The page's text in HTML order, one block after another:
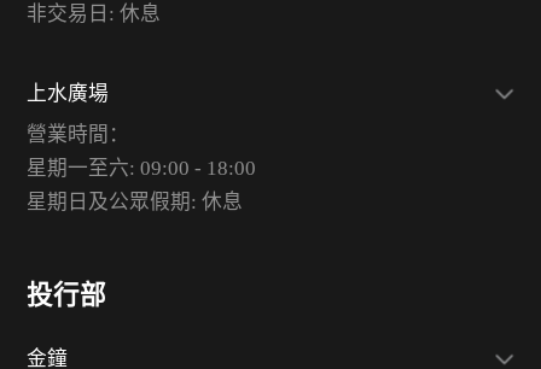
非交易日: 休息
上水廣場
營業時間：
星期一至六: 09:00 - 18:00
星期日及公眾假期: 休息
投行部
金鐘